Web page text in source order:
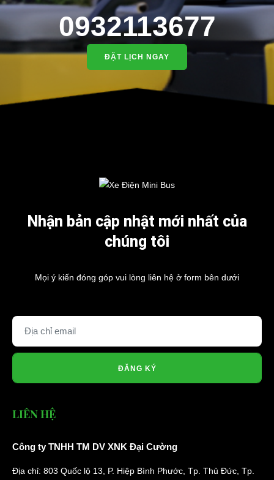
0932113677
ĐẶT LỊCH NGAY
Nhận bản cập nhật mới nhất của
chúng tôi
Mọi ý kiến đóng góp vui lòng liên hệ ở form bên dưới
ĐĂNG KÝ
LIÊN HỆ
Công ty TNHH TM DV XNK Đại Cường
Địa chỉ: 803 Quốc lộ 13, P. Hiệp Bình Phước, Tp. Thủ Đức, Tp.